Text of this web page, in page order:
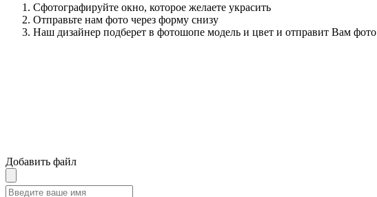
Сфотографируйте окно, которое желаете украсить
Отправьте нам фото через форму снизу
Наш дизайнер подберет в фотошопе модель и цвет и отправит Вам фото
Добавить файл